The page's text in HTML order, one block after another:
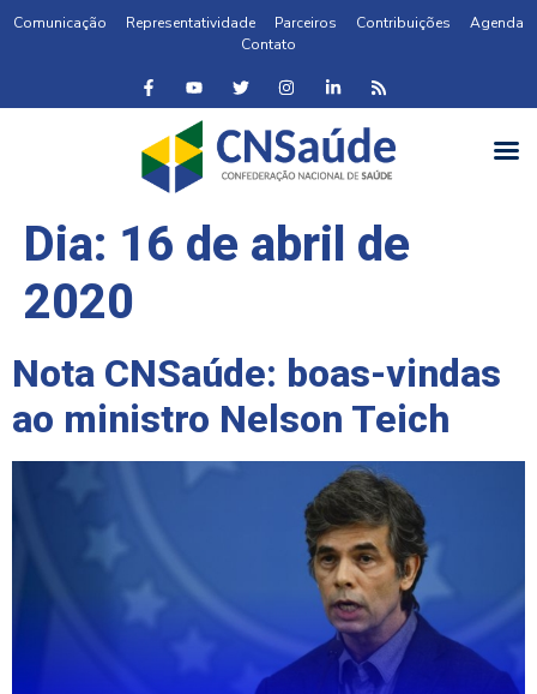
Comunicação Representatividade Parceiros Contribuições
Agenda
Contato
Dia: 16 de abril de
2020
Nota CNSaúde: boas-vindas
ao ministro Nelson Teich